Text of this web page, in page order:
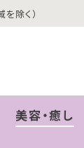
を除く）
美容・癒し